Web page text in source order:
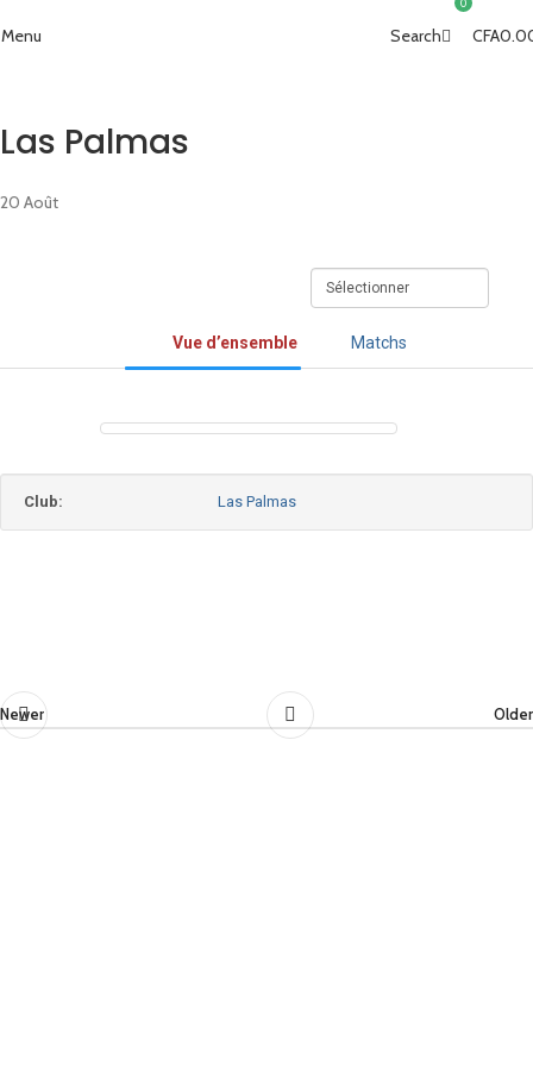
Menu Search
0
CFA
Las Palmas
20 Août
Vue d’ensemble Matchs
Club: Las Palmas
Newer Older